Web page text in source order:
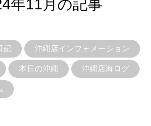
年11月の記事
記 沖縄店インフォメーション
本日の沖縄 沖縄店海ログ